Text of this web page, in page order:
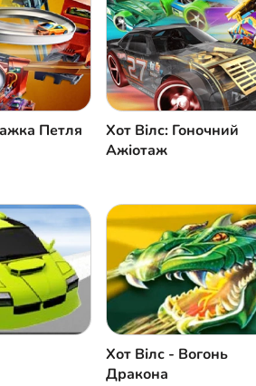
Петля
Хот Вілс: Гоночний
Ажіотаж
Хот Вілс - Вогонь
Дракона